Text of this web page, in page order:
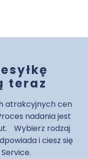
teraz
atrakcyjnych cen
nadania jest
Wybierz rodzaj
i ciesz się